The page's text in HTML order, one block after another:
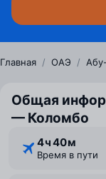
Главная / ОАЭ /
Общая
— Коломбо
4 ⁠ч 40 ⁠м
Время в пути